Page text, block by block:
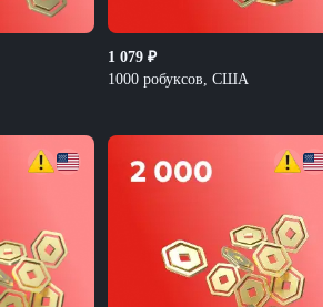
1 079 ₽
1000 робуксов, США